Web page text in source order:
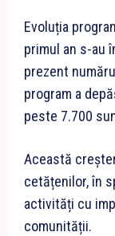
Evoluția
primul an s-au
prezent
program a
peste 7.700
Această
cetățenilor, în
activități cu
comunității.